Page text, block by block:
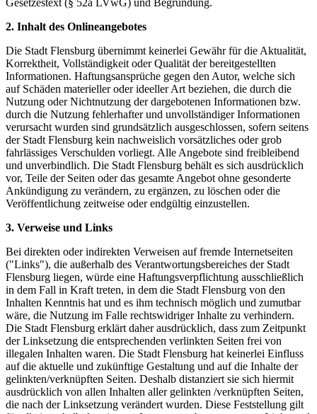
2. Inhalt des Onlineangebotes
Die Stadt Flensburg übernimmt keinerlei Gewähr für die Aktualität,
Korrektheit, Vollständigkeit oder Qualität der bereitgestellten
Informationen. Haftungsansprüche gegen den Autor, welche sich
auf Schäden materieller oder ideeller Art beziehen, die durch die
Nutzung oder Nichtnutzung der dargebotenen Informationen bzw.
durch die Nutzung fehlerhafter und unvollständiger Informationen
verursacht wurden sind grundsätzlich ausgeschlossen, sofern seitens
der Stadt Flensburg kein nachweislich vorsätzliches oder grob
fahrlässiges Verschulden vorliegt. Alle Angebote sind freibleibend
und unverbindlich. Die Stadt Flensburg behält es sich ausdrücklich
vor, Teile der Seiten oder das gesamte Angebot ohne gesonderte
Ankündigung zu verändern, zu ergänzen, zu löschen oder die
Veröffentlichung zeitweise oder endgültig einzustellen.
3. Verweise und Links
Bei direkten oder indirekten Verweisen auf fremde Internetseiten
("Links"), die außerhalb des Verantwortungsbereiches der Stadt
Flensburg liegen, würde eine Haftungsverpflichtung ausschließlich
in dem Fall in Kraft treten, in dem die Stadt Flensburg von den
Inhalten Kenntnis hat und es ihm technisch möglich und zumutbar
wäre, die Nutzung im Falle rechtswidriger Inhalte zu verhindern.
Die Stadt Flensburg erklärt daher ausdrücklich, dass zum Zeitpunkt
der Linksetzung die entsprechenden verlinkten Seiten frei von
illegalen Inhalten waren. Die Stadt Flensburg hat keinerlei Einfluss
auf die aktuelle und zukünftige Gestaltung und auf die Inhalte der
gelinkten/verknüpften Seiten. Deshalb distanziert sie sich hiermit
ausdrücklich von allen Inhalten aller gelinkten /verknüpften Seiten,
die nach der Linksetzung verändert wurden. Diese Feststellung gilt